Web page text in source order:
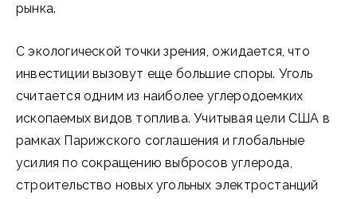
рынка.
С экологической точки зрения, ожидается, что
инвестиции вызовут еще большие споры. Уголь
считается одним из наиболее углеродоемких
ископаемых видов топлива. Учитывая цели США в
рамках Парижского соглашения и глобальные
усилия по сокращению выбросов углерода,
строительство новых угольных электростанций